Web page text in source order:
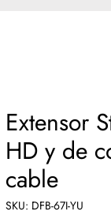
Extensor
HD y de
cable
SKU: DFB-67I-YU